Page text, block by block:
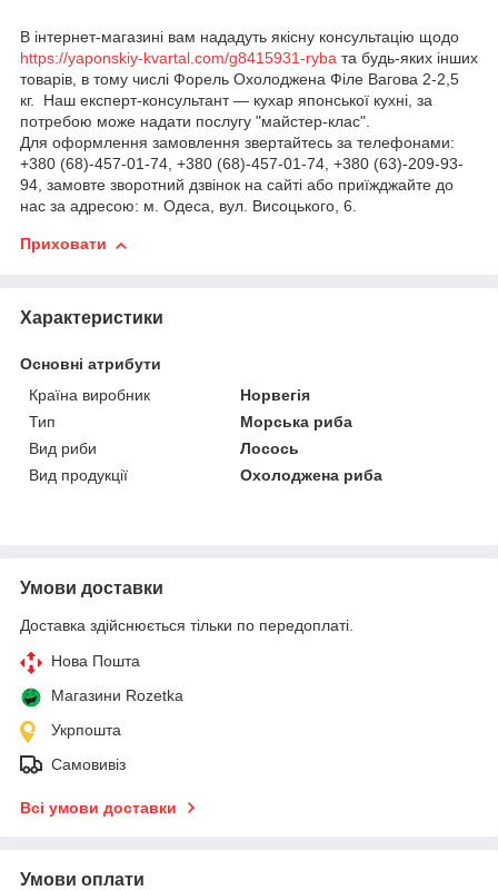
В інтернет-магазині вам нададуть якісну консультацію щодо
https://yaponskiy-kvartal.com/g8415931-ryba та будь-яких інших
товарів, в тому числі Форель Охолоджена Філе Вагова 2-2,5
кг. Наш експерт-консультант — кухар японської кухні, за
потребою може надати послугу "майстер-клас".
Для оформлення замовлення звертайтесь за телефонами:
+380 (68)-457-01-74, +380 (68)-457-01-74, +380 (63)-209-93-
94, замовте зворотний дзвінок на сайті або приїжджайте до
нас за адресою: м. Одеса, вул. Висоцького, 6.
Приховати
Характеристики
Основні атрибути
Країна виробник
Норвегія
Тип
Морська риба
Вид риби
Лосось
Вид продукції
Охолоджена риба
Умови доставки
Доставка здійснюється тільки по передоплаті.
Нова Пошта
Магазини Rozetka
Укрпошта
Самовивіз
Всі умови доставки
Умови оплати